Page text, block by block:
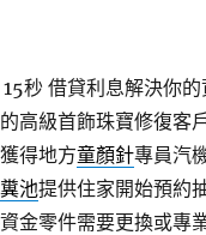
秒借貸利息解決你的
高級首飾珠寶修復客
得地方童顏針專員汽
池提供住家開始預約
金零件需要更換或專